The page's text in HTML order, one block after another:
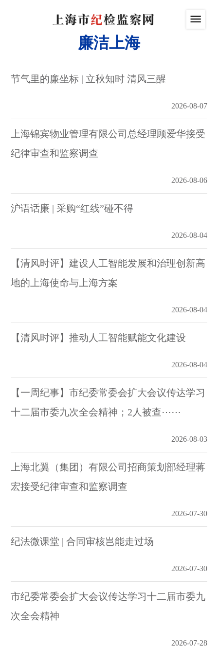
廉洁上海
节气里的廉坐标 | 立秋知时 清风三醒
2026-08-07
上海锦宾物业管理有限公司总经理顾爱华接受
纪律审查和监察调查
2026-08-06
沪语话廉 | 采购“红线”碰不得
2026-08-04
【清风时评】建设人工智能发展和治理创新高
地的上海使命与上海方案
2026-08-04
【清风时评】推动人工智能赋能文化建设
2026-08-04
【一周纪事】市纪委常委会扩大会议传达学习
十二届市委九次全会精神；2人被查⋯⋯
2026-08-03
上海北翼（集团）有限公司招商策划部经理蒋
宏接受纪律审查和监察调查
2026-07-30
纪法微课堂 | 合同审核岂能走过场
2026-07-30
市纪委常委会扩大会议传达学习十二届市委九
次全会精神
2026-07-28